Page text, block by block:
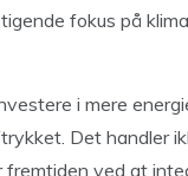
fokus på
i mere
Det handler
fremtiden ved at